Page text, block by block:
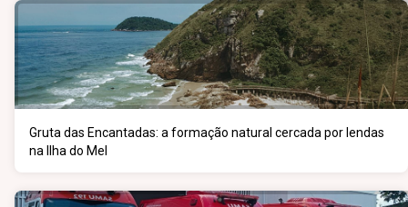
Gruta das Encantadas: a formação natural cercada por lendas
na Ilha do Mel